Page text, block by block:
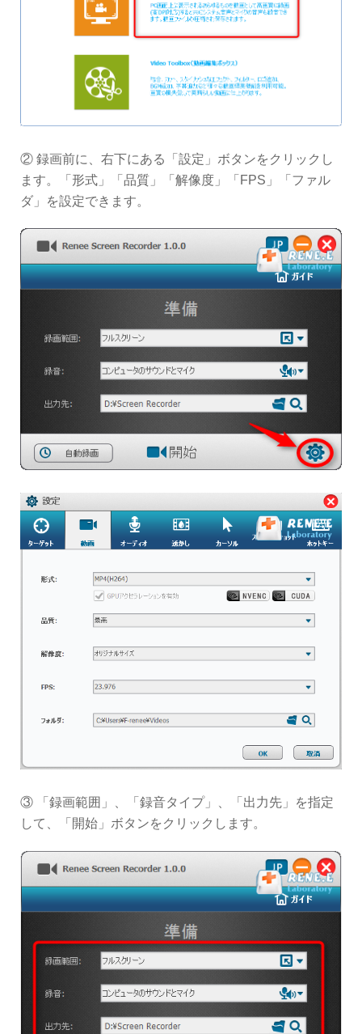
② 録画前に、右下にある「設定」ボタンをクリックし
ます。「形式」「品質」「解像度」「FPS」「ファル
ダ」を設定できます。
③ 「録画範囲」、「録音タイプ」、「出力先」を指定
して、「開始」ボタンをクリックします。